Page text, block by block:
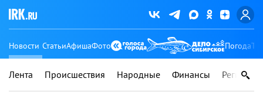
Новости СтатьиАфишаФото Погода
Лента Происшествия Народные Финансы Регионы